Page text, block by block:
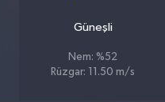
Güneşli
Nem: %52
Rüzgar: 11.50 m/s